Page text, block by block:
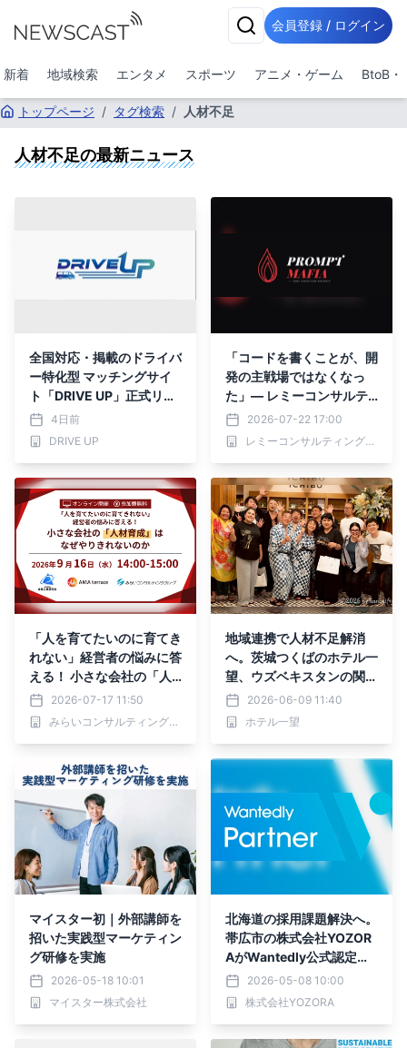
会員登録 / ログイン
新着 地域検索 エンタメ スポーツ アニメ・ゲーム BtoB・
トップページ / タグ検索 / 人材不足
人材不足の最新ニュース
全国対応・掲載のドライバ
ー特化型 マッチングサイ
ト「DRIVE UP」正式リリ
ース4日前
DRIVE UP
「コードを書くことが、開
発の主戦場ではなくなっ
た」— レミーコンサルテ
ィング、AIファミリーによ
る開発サービス「PROMP
T MAFIA™」を7月21日よ
2026-07-22 17:00
レミーコンサルティング合同会社
「人を育てたいのに育てき
れない」経営者の悩みに答
える！ 小さな会社の「人
材育成」はなぜやりきれな
いのか
2026-07-17 11:50
みらいコンサルティンググループ
地域連携で人材不足解消
へ。茨城つくばのホテル一
望、ウズベキスタンの関係
機関と6月より協業スター
ト
2026-06-09 11:40
ホテル一望
マイスター初｜外部講師を
招いた実践型マーケティン
グ研修を実施
2026-05-18 10:01
マイスター株式会社
北海道の採用課題解決へ。
帯広市の株式会社YOZOR
AがWantedly公式認定パ
ートナーへ
2026-05-08 10:00
株式会社YOZORA